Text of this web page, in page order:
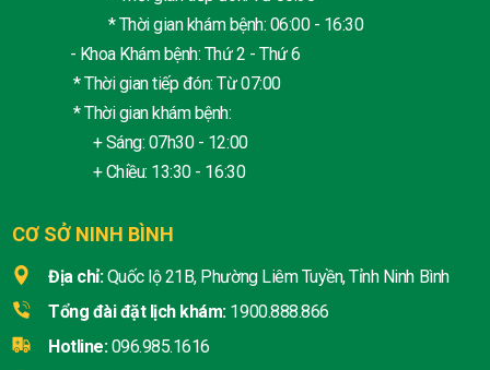
* Thời gian khám bệnh: 06:00 - 16:30
- Khoa Khám bệnh: Thứ 2 - Thứ 6
* Thời gian tiếp đón: Từ 07:00
* Thời gian khám bệnh:
+ Sáng: 07h30 - 12:00
+ Chiều: 13:30 - 16:30
CƠ SỞ NINH BÌNH
Địa chỉ: Quốc lộ 21B, Phường Liêm Tuyền, Tỉnh Ninh Bình
Tổng đài đặt lịch khám: 1900.888.866
Hotline: 096.985.1616